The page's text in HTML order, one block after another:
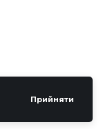
Прийняти